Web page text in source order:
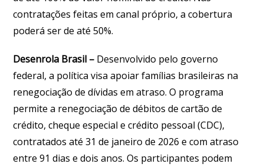
contratações feitas em canal próprio, a cobertura
poderá ser de até 50%.
Desenrola Brasil – Desenvolvido pelo governo
federal, a política visa apoiar famílias brasileiras na
renegociação de dívidas em atraso. O programa
permite a renegociação de débitos de cartão de
crédito, cheque especial e crédito pessoal (CDC),
contratados até 31 de janeiro de 2026 e com atraso
entre 91 dias e dois anos. Os participantes podem